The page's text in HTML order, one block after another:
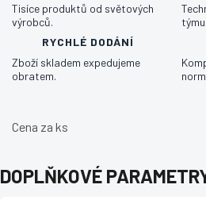
Tisíce produktů od světových
výrobců.
týmu.
RYCHLÉ DODÁNÍ
Zboží skladem expedujeme
obratem.
Cena za ks
DOPLŇKOVÉ